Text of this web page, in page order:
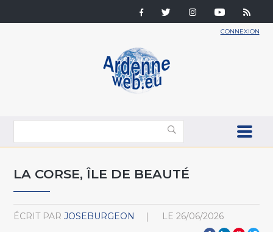
CONNEXION
LA CORSE, ÎLE DE BEAUTÉ
ÉCRIT PAR JOSEBURGEON LE 26/06/2026